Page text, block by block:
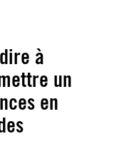
à
un
en